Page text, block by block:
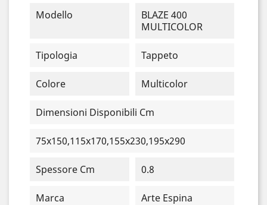
Modello
BLAZE 400
MULTICOLOR
Tipologia Tappeto
Colore Multicolor
Dimensioni Disponibili Cm
75x150,115x170,155x230,195x290
Spessore Cm 0.8
Marca Arte Espina